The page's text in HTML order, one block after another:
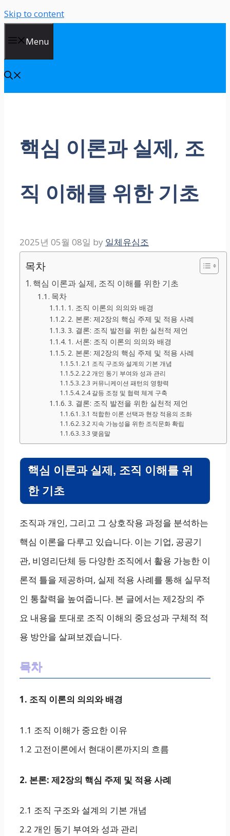
Skip to content
Menu
핵심 이론과 실제, 조
직 이해를 위한 기초
2025년 05월 08일 by 일체유심조
목차
핵심 이론과 실제, 조직 이해를 위한 기초
목차
1. 조직 이론의 의의와 배경
2. 본론: 제2장의 핵심 주제 및 적용 사례
3. 결론: 조직 발전을 위한 실천적 제언
1. 서론: 조직 이론의 의의와 배경
2. 본론: 제2장의 핵심 주제 및 적용 사례
2.1 조직 구조와 설계의 기본 개념
2.2 개인 동기 부여와 성과 관리
2.3 커뮤니케이션 패턴의 영향력
2.4 갈등 조정 및 협력 체계 구축
3. 결론: 조직 발전을 위한 실천적 제언
3.1 적합한 이론 선택과 현장 적용의 조화
3.2 지속 가능성을 위한 조직문화 확립
3.3 맺음말
핵심 이론과 실제, 조직 이해를 위
한 기초
조직과 개인, 그리고 그 상호작용 과정을 분석하는
핵심 이론을 다루고 있습니다. 이는 기업, 공공기
관, 비영리단체 등 다양한 조직에서 활용 가능한 이
론적 틀을 제공하며, 실제 적용 사례를 통해 실무적
인 통찰력을 높여줍니다. 본 글에서는 제2장의 주
요 내용을 토대로 조직 이해의 중요성과 구체적 적
용 방안을 살펴보겠습니다.
목차
1. 조직 이론의 의의와 배경
1.1 조직 이해가 중요한 이유
1.2 고전이론에서 현대이론까지의 흐름
2. 본론: 제2장의 핵심 주제 및 적용 사례
2.1 조직 구조와 설계의 기본 개념
2.2 개인 동기 부여와 성과 관리